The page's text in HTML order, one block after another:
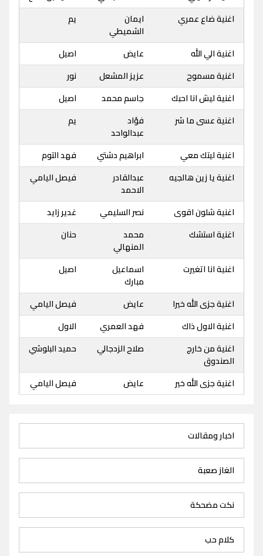
اغنية ضاع عمري
ايمان
الشميطي
يم
اغنية الي الله عايض
اصيل
اغنية مسموح
عزيز المشعل
نور
اغنية ليش انا احبك
جاسم محمد
اصيل
اغنية عسى ما شر
فؤاد
عبدالواحد
يم
اغنية ليتك معي ابراهيم دشتي
فهد التوم
اغنية يا زين هالجيه
عبدالقادر
الاحمد
فيصل اليامي
اغنية شلون اقوى نصر السليمي
غدير زايد
اغنية استشك
محمد
المنهالي
حنان
اغنية انا اتغيرت
اسماعيل
مبارك
اصيل
اغنية جزى الله خيرا عايض
فيصل اليامي
اغنية الاول ذاك
فهد العمري
الاول
اغنية من خارج
الصندوق
صلاح الزدجالي حميد البلوشي
اغنية جزى الله خير عايض فيصل اليامي
اخبار ومقالات
الغاز صعبة
نكت مضحكة
كلام حب